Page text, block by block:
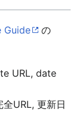
Guide
の
URL, date
URL, 更新日